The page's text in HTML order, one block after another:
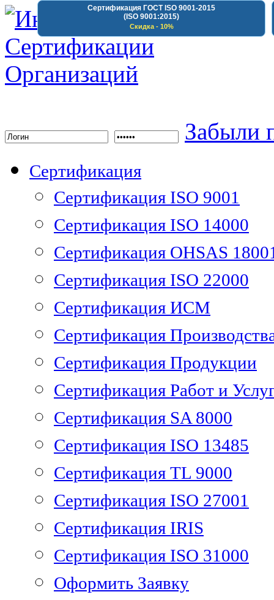
Сертификация ГОСТ ISO 9001-2015
(ISO 9001:2015)
Скидка - 10%
Забыли
Сертификация
Сертификация ISO 9001
Сертификация ISO 14000
Сертификация OHSAS
Сертификация ISO 22000
Сертификация ИСМ
Сертификация
Сертификация Продукции
Сертификация Работ и
Сертификация SA 8000
Сертификация ISO 13485
Сертификация TL 9000
Сертификация ISO 27001
Сертификация IRIS
Сертификация ISO 31000
Оформить Заявку